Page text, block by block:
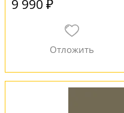
9 990 ₽